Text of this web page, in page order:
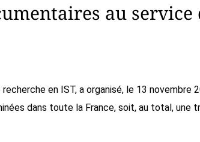
au service
en IST, a organisé, le 13 novembre
dans toute la France, soit, au total, une